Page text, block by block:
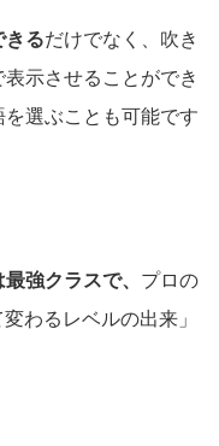
きるだけでなく、吹き
示させることができ
選ぶことも可能です
強クラスで、 プロの
わるレベルの出来」